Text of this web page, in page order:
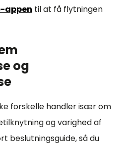
appen til at få flytningen
og
forskelle handler især om
og varighed af
beslutningsguide, så du